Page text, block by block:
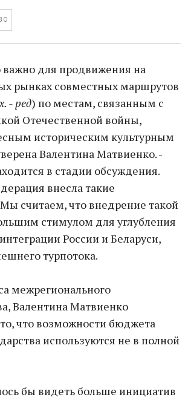
важно для продвижения на
рынках совместных маршрутов
- ред) по местам, связанным с
Отечественной войны,
историческим культурным
Валентина Матвиенко. -
в стадии обсуждения.
внесла такие
считаем, что внедрение такой
стимулом для углубления
России и Беларуси,
турпотока.
межрегионального
Валентина Матвиенко
что возможности бюджета
используются не в полной
бы видеть больше инициатив